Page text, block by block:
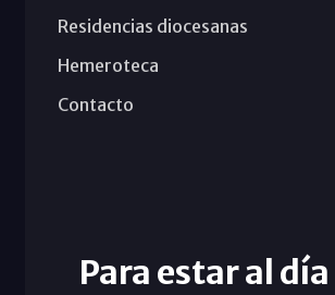
Residencias diocesanas
Hemeroteca
Contacto
Para estar al día